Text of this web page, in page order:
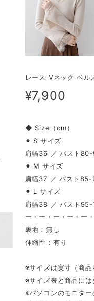
レース Vネック ベル
¥7,900
◆ Size（cm）
⚫︎ S サイズ
肩幅36 ／ バスト
⚫︎ M サイズ
肩幅37 ／ バスト
⚫︎ L サイズ
肩幅38 ／ バスト
ー・ー・ー・ー・ー
裏地：無し
伸縮性：有り
※サイズは実寸（商品
※サイズ表と商品には
※パソコンのモニター